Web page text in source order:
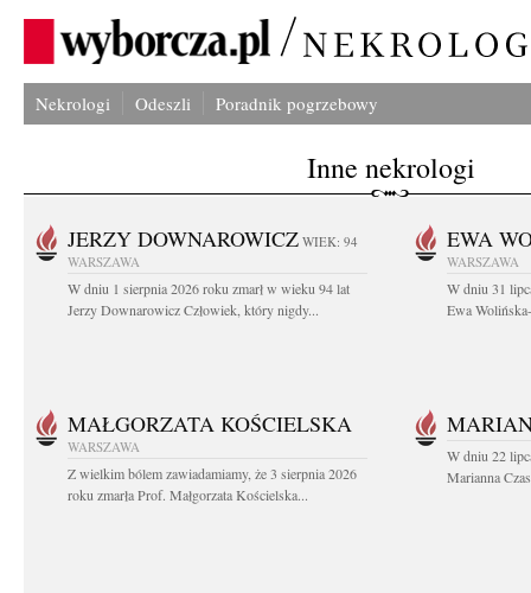
Nekrologi Odeszli Poradnik pogrzebowy
Inne nekrologi
JERZY DOWNAROWICZ WIEK: 94
WARSZAWA
W dniu 1 sierpnia 2026 roku zmarł w wieku 94 lat
Jerzy Downarowicz Człowiek, który nigdy...
EWA
WARSZAWA
W dniu 31
Ewa
MAŁGORZATA KOŚCIELSKA
WARSZAWA
Z wielkim bólem zawiadamiamy, że 3 sierpnia 2026
roku zmarła Prof. Małgorzata Kościelska...
W dniu 22
Marianna